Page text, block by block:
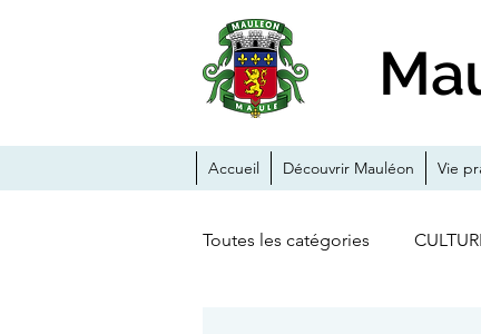
Accueil Découvrir Mauléon Vie
Toutes les catégories